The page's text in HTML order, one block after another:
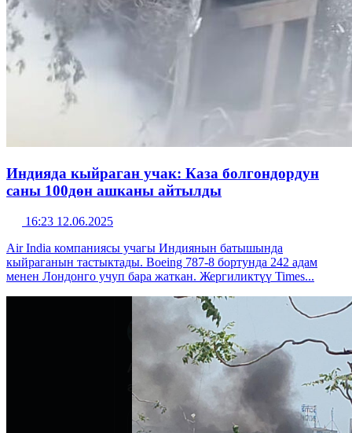
Индияда кыйраган учак: Каза болгондордун
саны 100дөн ашканы айтылды
16:23 12.06.2025
Air India компаниясы учагы Индиянын батышында
кыйраганын тастыктады. Boeing 787-8 бортунда 242 адам
менен Лондонго учуп бара жаткан. Жергиликтүү Times...